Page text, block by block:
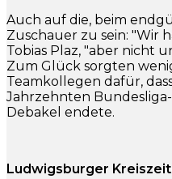
Auch auf die, beim
Zuschauer zu sein: "Wir
Tobias Plaz, "aber nicht
Zum Glück sorgten
Teamkollegen dafür,
Jahrzehnten
Debakel endete.
Ludwigsburger